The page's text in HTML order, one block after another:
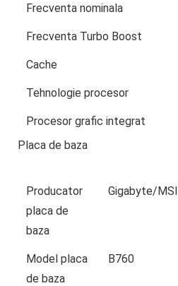
Frecventa nominala
Frecventa Turbo Boost
Cache
Tehnologie procesor
Procesor grafic integrat
Placa de baza
Producator
placa de
baza
Gigabyte/MSI
Model placa
de baza
B760